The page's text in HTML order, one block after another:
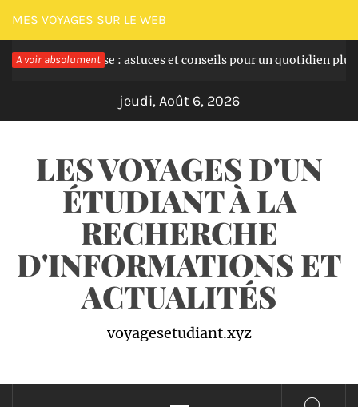
Passer
au
contenu
MES VOYAGES SUR LE WEB
A voir absolument
grossesse : astuces et conseils pour un quotidien plus serein
jeudi, Août 6, 2026
LES VOYAGES D'UN
ÉTUDIANT À LA
RECHERCHE
D'INFORMATIONS ET
ACTUALITÉS
voyagesetudiant.xyz